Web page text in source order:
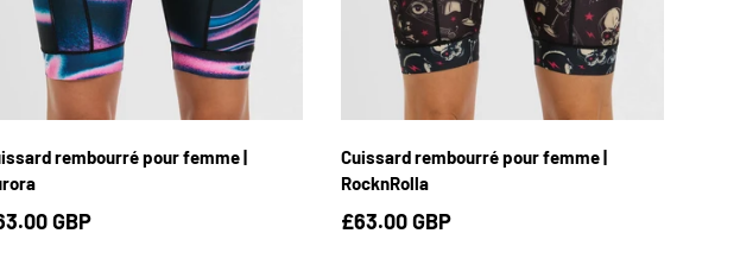
rembourré pour femme |
GBP
S
Cuissard rembourré pour femme |
RocknRolla
£63.00 GBP
XS S XL